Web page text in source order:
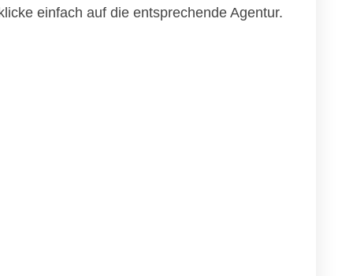
einfach auf die entsprechende Agentur.